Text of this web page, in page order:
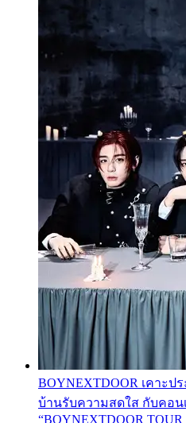
BOYNEXTDOOR เคาะป
บ้านรับความสดใส กับคอน
“BOYNEXTDOOR